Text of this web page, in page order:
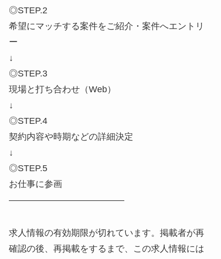
◎STEP.2
希望にマッチする案件をご紹介・案件へエントリ
ー
↓
◎STEP.3
現場と打ち合わせ（Web）
↓
◎STEP.4
契約内容や時期などの詳細決定
↓
◎STEP.5
お仕事に参画
―――――――――――――
求人情報の有効期限が切れています。掲載者が再
確認の後、再掲載をするまで、この求人情報には